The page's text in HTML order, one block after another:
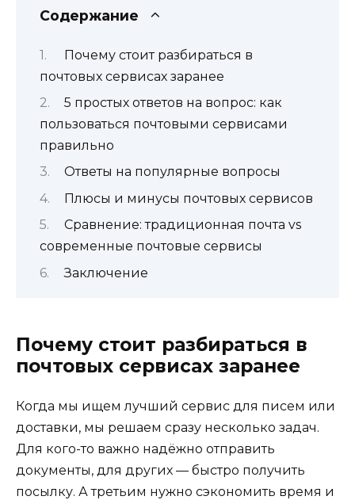
Содержание
Почему стоит разбираться в
почтовых сервисах заранее
5 простых ответов на вопрос: как
пользоваться почтовыми сервисами
правильно
Ответы на популярные вопросы
Плюсы и минусы почтовых сервисов
Сравнение: традиционная почта vs
современные почтовые сервисы
Заключение
Почему стоит разбираться в
почтовых сервисах заранее
Когда мы ищем лучший сервис для писем или
доставки, мы решаем сразу несколько задач.
Для кого-то важно надёжно отправить
документы, для других — быстро получить
посылку. А третьим нужно сэкономить время и